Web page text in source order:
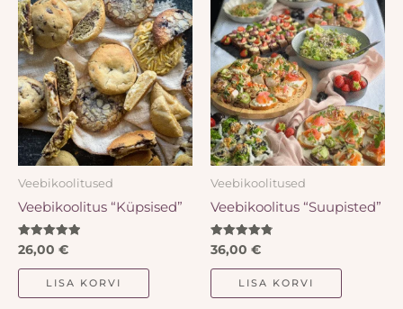
Veebikoolitused
Veebikoolitus “Küpsised”
Hinnanguga
5.00
/ 5
26,00 €
LISA KORVI
Veebikoolitused
Veebikoolitus “Suupisted”
Hinnanguga
4.86
/ 5
36,00 €
LISA KORVI